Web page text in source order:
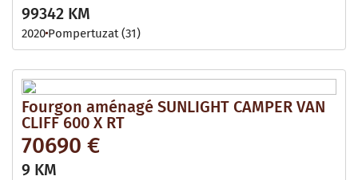
99342 KM
2020 Pompertuzat (31)
Fourgon aménagé SUNLIGHT CAMPER VAN
CLIFF 600 X RT
70690 €
9 KM